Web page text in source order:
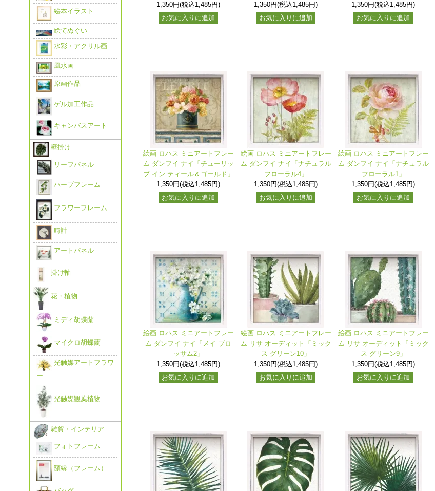
1,350円(税込1,485円)
お気に入りに追加
1,350円(税込1,485円)
お気に入りに追加
1,350円(税込1,485円)
お気に入りに追加
絵画 ロハス ミニアートフレー
ム ダンフイ ナイ「チューリッ
プ イン ティール＆ゴールド」
1,350円(税込1,485円)
お気に入りに追加
絵画 ロハス ミニアートフレー
ム ダンフイ ナイ「ナチュラル
フローラル4」
1,350円(税込1,485円)
お気に入りに追加
絵画 ロハス ミニアートフレー
ム ダンフイ ナイ「ナチュラル
フローラル1」
1,350円(税込1,485円)
お気に入りに追加
絵画 ロハス ミニアートフレー
ム ダンフイ ナイ「メイ ブロ
ッサム2」
1,350円(税込1,485円)
お気に入りに追加
絵画 ロハス ミニアートフレー
ム リサ オーディット「ミック
ス グリーン10」
1,350円(税込1,485円)
お気に入りに追加
絵画 ロハス ミニアートフレー
ム リサ オーディット「ミック
ス グリーン9」
1,350円(税込1,485円)
お気に入りに追加
絵本イラスト
絵てぬぐい
水彩・アクリル画
風水画
原画作品
ゲル加工作品
キャンバスアート
壁掛け
リーフパネル
ハーブフレーム
フラワーフレーム
時計
アートパネル
掛け軸
花・植物
ミディ胡蝶蘭
マイクロ胡蝶蘭
光触媒アートフラワ
ー
光触媒観葉植物
雑貨・インテリア
フォトフレーム
額縁（フレーム）